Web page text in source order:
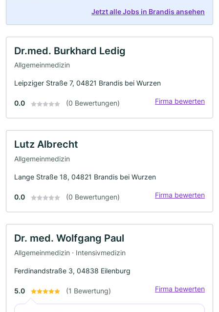
Jetzt alle Jobs in Brandis ansehen
Dr.med. Burkhard Ledig
Allgemeinmedizin
Leipziger Straße 7, 04821 Brandis bei Wurzen
0.0 (0 Bewertungen) Firma bewerten
Lutz Albrecht
Allgemeinmedizin
Lange Straße 18, 04821 Brandis bei Wurzen
0.0 (0 Bewertungen) Firma bewerten
Dr. med. Wolfgang Paul
Allgemeinmedizin · Intensivmedizin
Ferdinandstraße 3, 04838 Eilenburg
5.0 (1 Bewertung) Firma bewerten